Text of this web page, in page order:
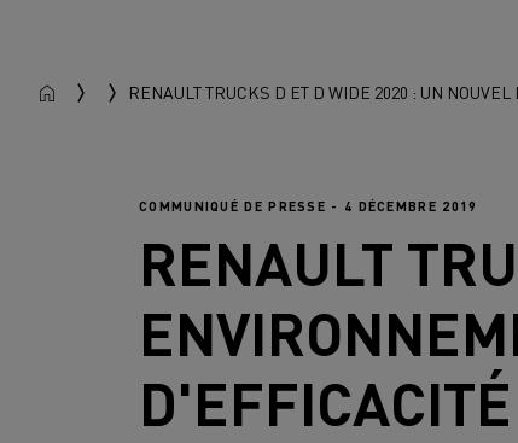
RENAULT TRUCKS D ET D WIDE 2020 : UN
COMMUNIQUÉ DE PRESSE - 4 DÉCEMBRE 2019
RENAULT
D'EFFICACITÉ